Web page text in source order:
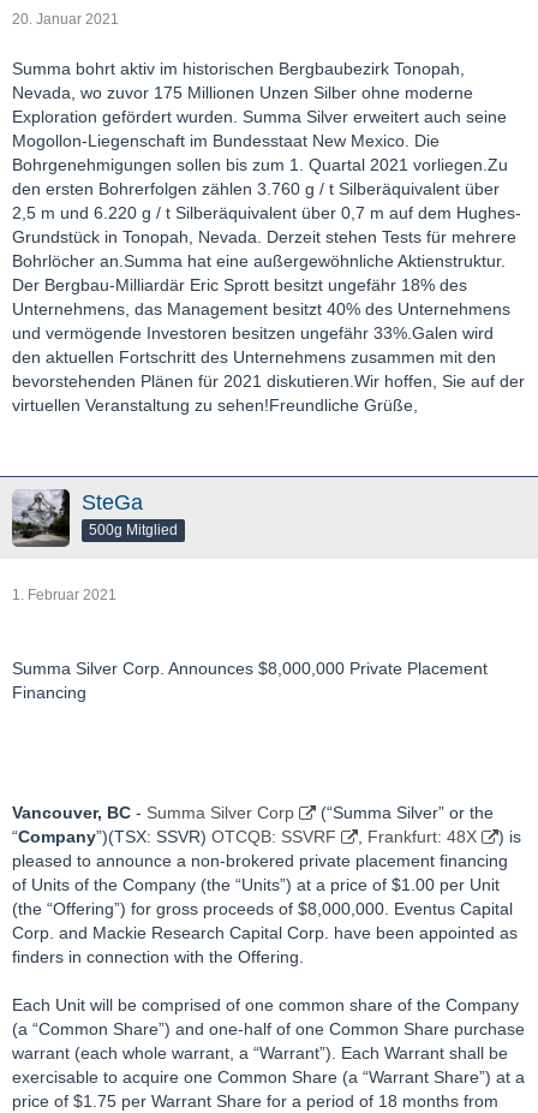
20. Januar 2021
Summa bohrt aktiv im historischen Bergbaubezirk Tonopah,
Nevada, wo zuvor 175 Millionen Unzen Silber ohne moderne
Exploration gefördert wurden. Summa Silver erweitert auch seine
Mogollon-Liegenschaft im Bundesstaat New Mexico. Die
Bohrgenehmigungen sollen bis zum 1. Quartal 2021 vorliegen.Zu
den ersten Bohrerfolgen zählen 3.760 g / t Silberäquivalent über
2,5 m und 6.220 g / t Silberäquivalent über 0,7 m auf dem Hughes-
Grundstück in Tonopah, Nevada. Derzeit stehen Tests für mehrere
Bohrlöcher an.Summa hat eine außergewöhnliche Aktienstruktur.
Der Bergbau-Milliardär Eric Sprott besitzt ungefähr 18% des
Unternehmens, das Management besitzt 40% des Unternehmens
und vermögende Investoren besitzen ungefähr 33%.Galen wird
den aktuellen Fortschritt des Unternehmens zusammen mit den
bevorstehenden Plänen für 2021 diskutieren.Wir hoffen, Sie auf der
virtuellen Veranstaltung zu sehen!Freundliche Grüße,
SteGa
500g Mitglied
1. Februar 2021
Summa Silver Corp. Announces $8,000,000 Private Placement
Financing
Vancouver, BC - Summa Silver Corp
(“Summa Silver” or the
“Company”)(TSX: SSVR) OTCQB: SSVRF Frankfurt: 48X
) is
pleased to announce a non-brokered private placement financing
of Units of the Company (the “Units”) at a price of $1.00 per Unit
(the “Offering”) for gross proceeds of $8,000,000. Eventus Capital
Corp. and Mackie Research Capital Corp. have been appointed as
finders in connection with the Offering.
Each Unit will be comprised of one common share of the Company
(a “Common Share”) and one-half of one Common Share purchase
warrant (each whole warrant, a “Warrant”). Each Warrant shall be
exercisable to acquire one Common Share (a “Warrant Share”) at a
price of $1.75 per Warrant Share for a period of 18 months from